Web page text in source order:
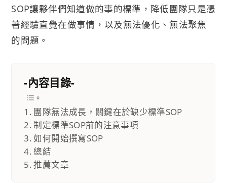
SOP讓夥伴們知道做的事的標準，降低團隊只是憑
著經驗直覺在做事情，以及無法優化、無法聚焦
的問題。
-內容目錄-
團隊無法成長，關鍵在於缺少標準SOP
制定標準SOP前的注意事項
如何開始撰寫SOP
總結
推薦文章